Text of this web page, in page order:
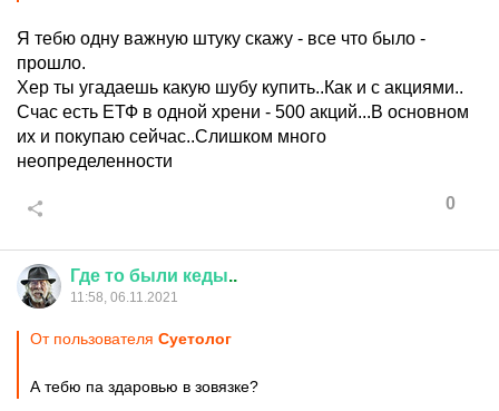
Я тебю одну важную штуку скажу - все что было -
прошло.
Хер ты угадаешь какую шубу купить..Как и с акциями..
Счас есть ЕТФ в одной хрени - 500 акций...В основном
их и покупаю сейчас..Слишком много
неопределенности
0
Где то были кеды..
11:58, 06.11.2021
От пользователя Суетолог
А тебю па здаровью в зовязке?